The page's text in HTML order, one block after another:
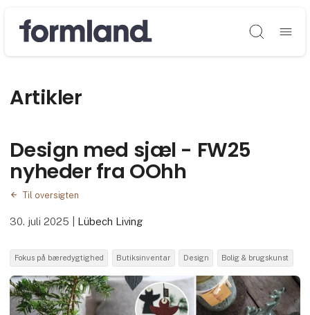
Søg
Artikler
Design med sjæl - FW25
nyheder fra OOhh
Til oversigten
30. juli 2025 Lübech Living
Fokus på bæredygtighed Butiksinventar Design Bolig & brugskunst